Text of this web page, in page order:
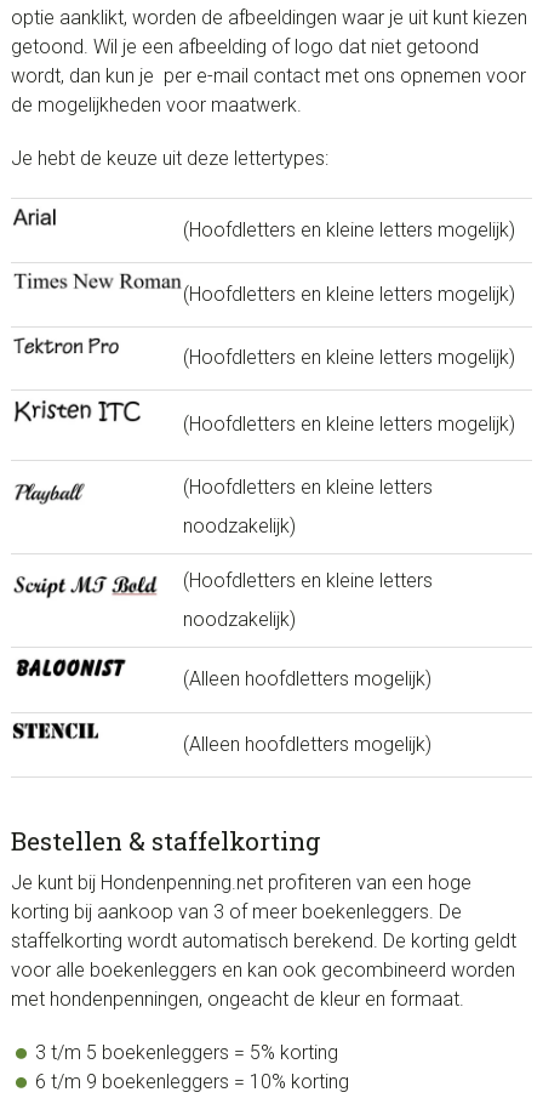
optie aanklikt, worden de afbeeldingen waar je uit kunt kiezen
getoond. Wil je een afbeelding of logo dat niet getoond
wordt, dan kun je per e-mail contact met ons opnemen voor
de mogelijkheden voor maatwerk.
Je hebt de keuze uit deze lettertypes:
(Hoofdletters en kleine letters mogelijk)
(Hoofdletters en kleine letters mogelijk)
(Hoofdletters en kleine letters mogelijk)
(Hoofdletters en kleine letters mogelijk)
(Hoofdletters en kleine letters
noodzakelijk)
(Hoofdletters en kleine letters
noodzakelijk)
(Alleen hoofdletters mogelijk)
(Alleen hoofdletters mogelijk)
Bestellen & staffelkorting
Je kunt bij Hondenpenning.net profiteren van een hoge
korting bij aankoop van 3 of meer boekenleggers. De
staffelkorting wordt automatisch berekend. De korting geldt
voor alle boekenleggers en kan ook gecombineerd worden
met hondenpenningen, ongeacht de kleur en formaat.
3 t/m 5 boekenleggers = 5% korting
6 t/m 9 boekenleggers = 10% korting